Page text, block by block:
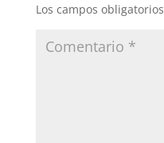
Los campos